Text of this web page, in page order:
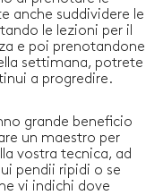
anche suddividere le
le lezioni per il
e poi prenotandone
settimana, potrete
a progredire.
grande beneficio
un maestro per
vostra tecnica, ad
pendii ripidi o se
vi indichi dove